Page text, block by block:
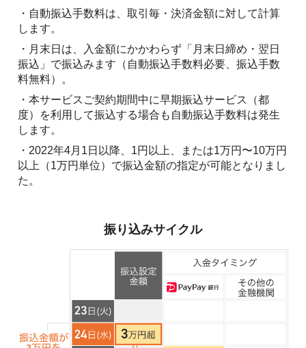
・自動振込手数料は、取引毎・決済金額に対して計算
します。
・月末日は、入金額にかかわらず「月末日締め・翌日
振込」で振込みます（自動振込手数料必要、振込手数
料無料）。
・本サービスご契約期間中に早期振込サービス（都
度）を利用して振込する場合も自動振込手数料は発生
します。
・2022年4月1日以降、1円以上、または1万円〜10万円
以上（1万円単位）で振込金額の指定が可能となりまし
た。
振り込みサイクル